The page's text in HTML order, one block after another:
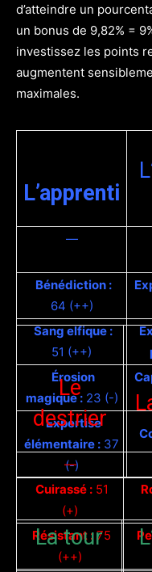
d’atteindre un
un bonus de 9,82% =
investissez les points
augmentent
maximales.
L’apprenti
—
Bénédiction :
64 (++)
Sang elfique :
51 (++)
Érosion
magique :23 (-)
Expertise
élémentaire : 37
(-)
Le
destrier
—
Cuirassé :51
(+)
Résistant :75
(++)
La tour